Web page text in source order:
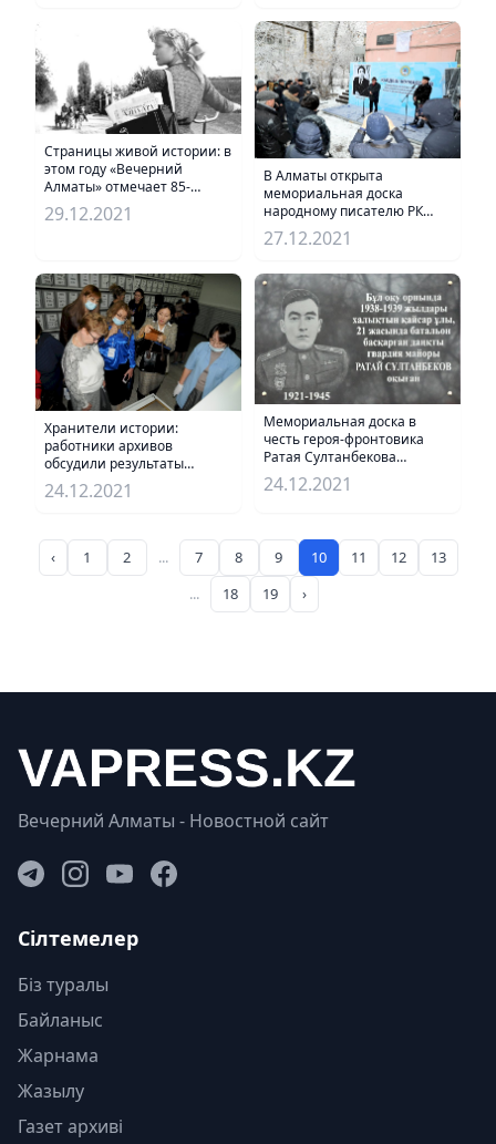
Страницы живой истории: в
этом году «Вечерний
Алматы» отмечает 85-
летний юбилей
29.12.2021
В Алматы открыта
мемориальная доска
народному писателю РК
Кабдешу Жумадилову
27.12.2021
Хранители истории:
работники архивов
обсудили результаты
работы за 30 лет
независимости
24.12.2021
Мемориальная доска в
честь героя-фронтовика
Ратая Султанбекова
открыта в Алматы
24.12.2021
‹ 1 2 ... 7 8 9 10 11 12
13
...
18 19 ›
Вечерний Алматы - Новостной сайт
Сілтемелер
Біз туралы
Байланыс
Жарнама
Жазылу
Газет архиві